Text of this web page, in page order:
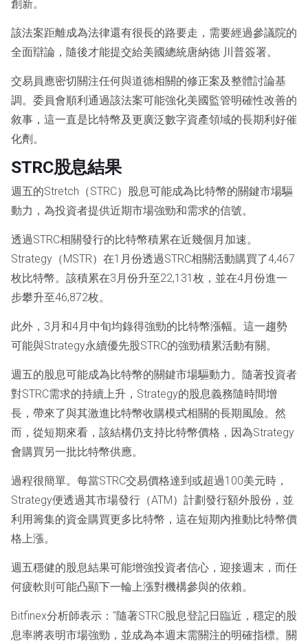
創新。
該法案距離成為法律還有很長的路要走，需要經過參議院的
全面辯論，隨後才能提交給美國總統唐納德·川普簽署。
交易員應密切關注任何與道德相關的修正案及整體討論基
調。委員會順利通過該法案可能強化美國監管明確性改善的
敘事，這一直是比特幣及更廣泛數字資產領域的長期利好催
化劑。
STRC股息結果
週五的Stretch（STRC）股息可能成為比特幣的關鍵市場驅
動力，為投資者提供近期市場強勁和需求的信號。
透過STRC相關發行的比特幣積累在近幾個月加速。
Strategy（MSTR）在1月份透過STRC相關活動購買了4,467
枚比特幣。該積累在3月份升至22,131枚，並在4月份進一
步攀升至46,872枚。
此外，3月和4月中旬均錄得強勁的比特幣漲幅。這一趨勢
可能與Strategy永續優先股STRC的強勁積累活動有關。
週五的股息可能成為比特幣的關鍵市場驅動力。隨著投資者
對STRC需求的持續上升，Strategy的股息義務隨時間增
長，帶來了與其激進比特幣收購模式相關的長期風險。然
而，從短期來看，該結構仍支持比特幣價格，因為Strategy
會購買另一批比特幣供應。
過程很簡單。每當STRC交易價格達到或超過100美元時，
Strategy便透過其市場發行（ATM）計劃發行額外股份，並
利用籌集的資金購買更多比特幣，這在短期內推動比特幣價
格上漲。
週五穩健的股息結果可能增強投資者信心，迎接週末，而任
何疲軟則可能凸顯下一輪上漲對機構參與的依賴。
Bitfinex分析師表示："隨著STRC股息登記日臨近，穩定的股
息率將表明市場強勁，並成為本週末需關注的明確指標。關